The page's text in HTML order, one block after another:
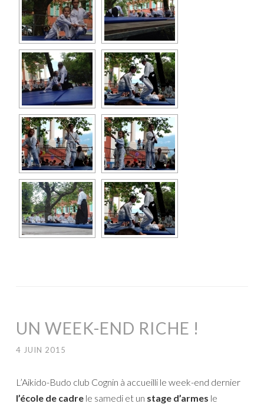
UN WEEK-END RICHE !
4 JUIN 2015
L’Aikido-Budo club Cognin à accueilli le week-end dernier
l’école de cadre le samedi et un stage d’armes le